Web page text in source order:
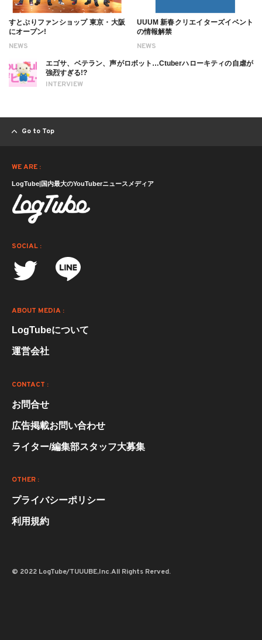
NEWS
すとぷりファンショップ 東京・大阪
にオープン!
NEWS
UUUM 新春クリエイターズイベント
の情報解禁
INTERVIEW
エゴサ、ベテラン、声がロボット…Ctuberハローキティの自虐が
強烈すぎる!?
Go to Top
WE ARE :
LogTube|国内最大のYouTuberニュースメディア
SOCIAL :
ABOUT MEDIA :
LogTubeについて
運営会社
CONTACT :
お問合せ
広告掲載お問い合わせ
ライター/編集部スタッフ大募集
OTHER :
プライバシーポリシー
利用規約
© 2022 LogTube/TUUUBE,Inc.All Rights Rerved.